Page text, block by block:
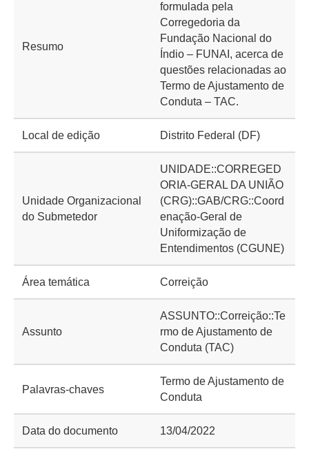
Resumo
formulada pela
Corregedoria da
Fundação Nacional do
Índio – FUNAI, acerca de
questões relacionadas ao
Termo de Ajustamento de
Conduta – TAC.
Local de edição Distrito Federal (DF)
Unidade Organizacional
do Submetedor
UNIDADE::CORREGED
ORIA-GERAL DA UNIÃO
(CRG)::GAB/CRG::Coord
enação-Geral de
Uniformização de
Entendimentos (CGUNE)
Área temática Correição
Assunto
ASSUNTO::Correição::Te
rmo de Ajustamento de
Conduta (TAC)
Palavras-chaves
Termo de Ajustamento de
Conduta
Data do documento 13/04/2022